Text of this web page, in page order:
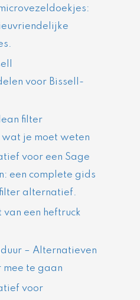
voor Bissell-
filter
je moet weten
voor een Sage
een complete gids
alternatief.
een heftruck
– Alternatieven
mee te gaan
voor